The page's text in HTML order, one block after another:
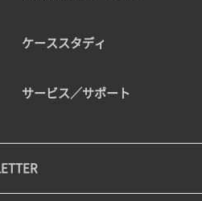
ケーススタディ
サービス／サポート